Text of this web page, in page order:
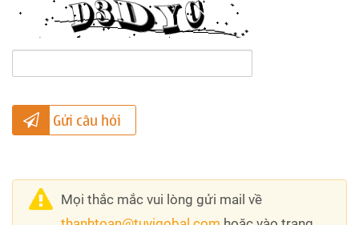
Gửi câu hỏi
Mọi thắc mắc vui lòng gửi mail về